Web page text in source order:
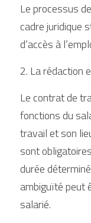
Le processus
cadre juridique
d’accès à
2. La rédaction
Le contrat de
fonctions du
travail et son
sont
durée
ambiguïté peut
salarié.